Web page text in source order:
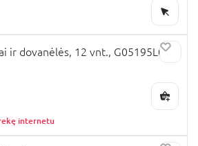
ir dovanėlės, 12 vnt., G05195L0
internetu